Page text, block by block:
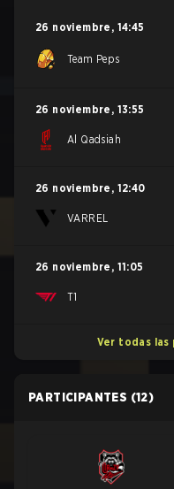
26 noviembre , 14:45
Team Peps
26 noviembre , 13:55
Al Qadsiah
26 noviembre , 12:40
VARREL
26 noviembre , 11:05
T1
Ver todas las
PARTICIPANTES (12)